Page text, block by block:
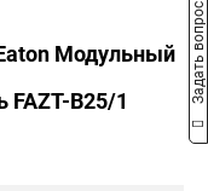
Модульный
B25/1
Задать вопрос